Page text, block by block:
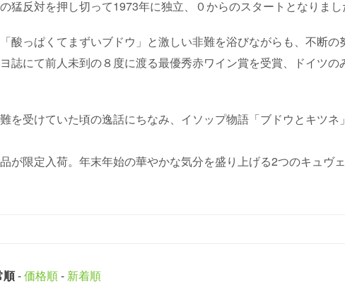
反対を押し切って1973年に独立、０からのスタートとなりまし
っぱくてまずいブドウ」と激しい非難を浴びながらも、不断の
にて前人未到の８度に渡る最優秀赤ワイン賞を受賞、ドイツの
受けていた頃の逸話にちなみ、イソップ物語「ブドウとキツネ
が限定入荷。年末年始の華やかな気分を盛り上げる2つのキュヴ
順-価格順- 新着順